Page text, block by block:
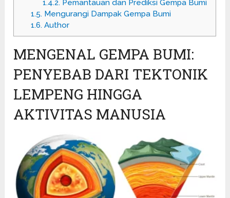
1.4.2.Pemantauan dan Prediksi Gempa Bumi
1.5.Mengurangi Dampak Gempa Bumi
1.6.Author
MENGENAL GEMPA BUMI:
PENYEBAB DARI TEKTONIK
LEMPENG HINGGA
AKTIVITAS MANUSIA